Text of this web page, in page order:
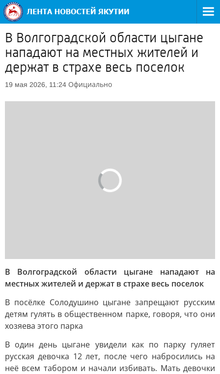
В Волгоградской области цыгане
нападают на местных жителей и
держат в страхе весь поселок
19 мая 2026, 11:24 Официально
В Волгоградской области цыгане нападают на
местных жителей и держат в страхе весь поселок
В посёлке Солодушино цыгане запрещают русским
детям гулять в общественном парке, говоря, что они
хозяева этого парка
В один день цыгане увидели как по парку гуляет
русская девочка 12 лет, после чего набросились на
неё всем табором и начали избивать. Мать девочки